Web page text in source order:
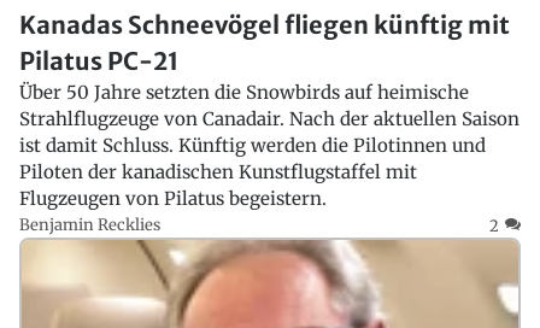
Kanadas Schneevögel fliegen künftig mit
Pilatus PC-21
Über 50 Jahre setzten die Snowbirds auf heimische
Strahlflugzeuge von Canadair. Nach der aktuellen Saison
ist damit Schluss. Künftig werden die Pilotinnen und
Piloten der kanadischen Kunstflugstaffel mit
Flugzeugen von Pilatus begeistern.
Benjamin Recklies 2